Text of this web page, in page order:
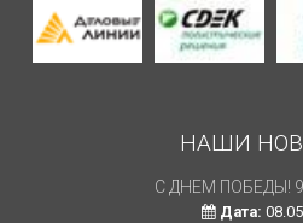
С ДНЕМ ВЕЛИКОЙ ПОБЕДЫ!
НАШИ
С ДНЕМ ПОБЕДЫ!
Дата: